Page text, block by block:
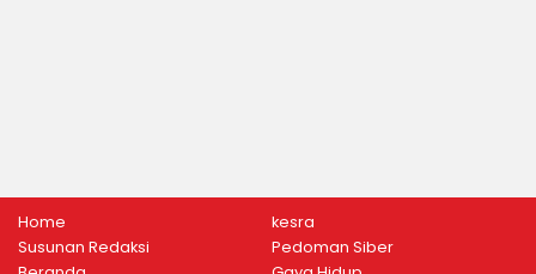
Home
Susunan Redaksi
kesra
Pedoman Siber